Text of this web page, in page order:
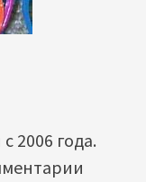
2006 года.